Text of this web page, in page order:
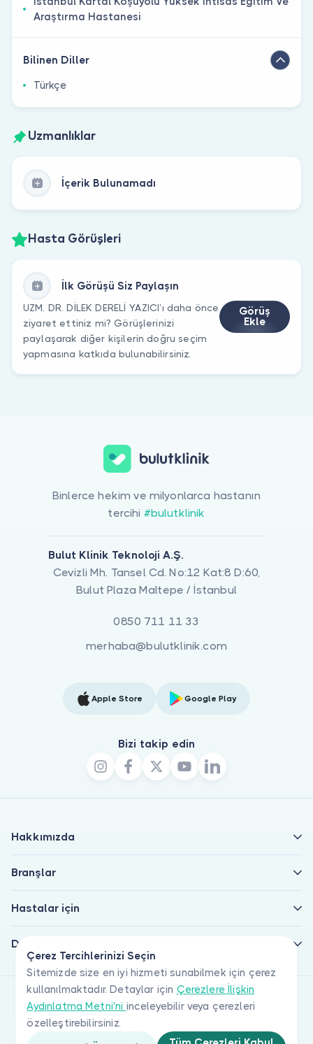
Araştırma Hastanesi
Bilinen Diller
Türkçe
Uzmanlıklar
İçerik Bulunamadı
Hasta Görüşleri
İlk Görüşü Siz Paylaşın
UZM. DR. DİLEK DERELİ YAZICI’ı daha önce
ziyaret ettiniz mi? Görüşlerinizi
paylaşarak diğer kişilerin doğru seçim
yapmasına katkıda bulunabilirsiniz.
Görüş
Ekle
Çerez Tercihlerinizi Seçin
Sitemizde size en iyi hizmeti sunabilmek için çerez
kullanılmaktadır. Detaylar için Çerezlere İlişkin
Aydınlatma Metni'ni inceleyebilir veya çerezleri
özelleştirebilirsiniz.
Binlerce hekim ve milyonlarca hastanın
tercihi #bulutklinik
Bulut Klinik Teknoloji A.Ş.
Cevizli Mh. Tansel Cd. No:12 Kat:8 D:60,
Bulut Plaza Maltepe / İstanbul
0850 711 11 33
merhaba@bulutklinik.com
Apple Store Google Play
Bizi takip edin
Hakkımızda
Branşlar
Hastalar için
Doktorlar için